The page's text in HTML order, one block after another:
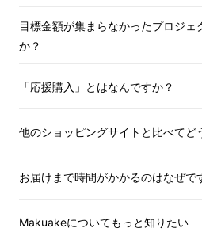
・住所変更をプロジェクト実行者
絡しなかった
目標金額が集まらなかったプロジェ
か？
「応援購入」とはなんですか？
他のショッピングサイトと比べてど
お届けまで時間がかかるのはなぜで
Makuakeについてもっと知りたい